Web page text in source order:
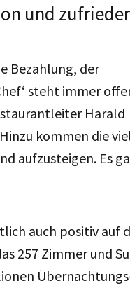
und
Bezahlung, der
steht immer
Harald
kommen die
aufzusteigen. Es
auch positiv auf
257 Zimmer und